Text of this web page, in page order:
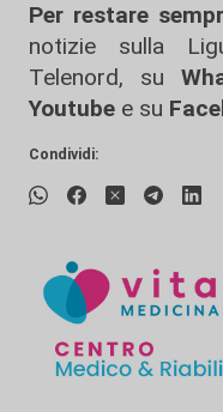
Per restare
notizie sulla
Telenord, su
Youtube e su
Condividi: